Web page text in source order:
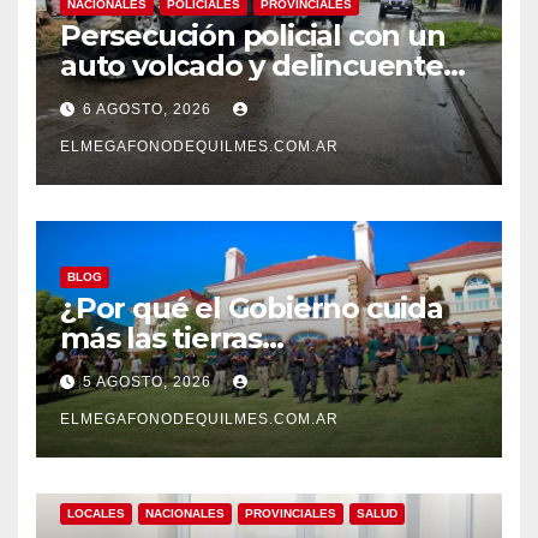
NACIONALES POLICIALES PROVINCIALES
Persecución policial con un
auto volcado y delincuentes
detenidos en San Francisco
Solano
6 AGOSTO, 2026
ELMEGAFONODEQUILMES.COM.AR
BLOG
¿Por qué el Gobierno cuida
más las tierras
extranjerizadas que el
patrimonio de todos los
argentinos?
5 AGOSTO, 2026
ELMEGAFONODEQUILMES.COM.AR
LOCALES NACIONALES PROVINCIALES SALUD